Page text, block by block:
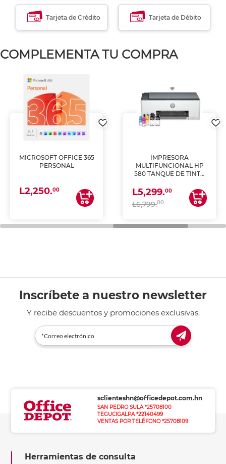
Tarjeta de Crédito Tarjeta de Débito
COMPLEMENTA TU COMPRA
MICROSOFT OFFICE 365
PERSONAL
L2,250.00
IMPRESORA
MULTIFUNCIONAL HP
580 TANQUE DE TINTA
ESCANEA)
L5,299.00
L6,799.00
Inscríbete a nuestro newsletter
Y recibe descuentos y promociones exclusivas.
sclienteshn@officedepot.com.hn
SAN PEDRO SULA *25708100
TEGUCIGALPA *22140499
VENTAS POR TELÉFONO *25708109
Herramientas de consulta